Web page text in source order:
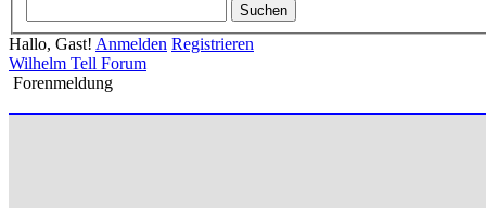
Hallo, Gast! Anmelden Registrieren
Wilhelm Tell Forum
Forenmeldung